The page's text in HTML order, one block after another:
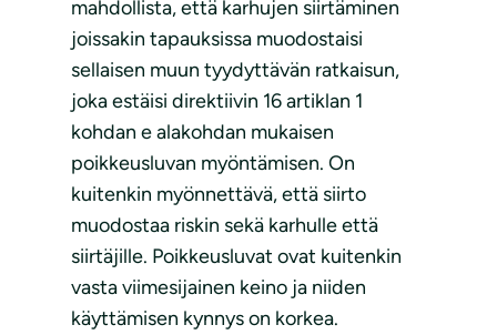
mahdollista, että karhujen siirtäminen
joissakin tapauksissa muodostaisi
sellaisen muun tyydyttävän ratkaisun,
joka estäisi direktiivin 16 artiklan 1
kohdan e alakohdan mukaisen
poikkeusluvan myöntämisen. On
kuitenkin myönnettävä, että siirto
muodostaa riskin sekä karhulle että
siirtäjille. Poikkeusluvat ovat kuitenkin
vasta viimesijainen keino ja niiden
käyttämisen kynnys on korkea.